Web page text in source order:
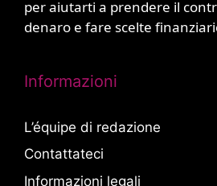
per aiutarti a prendere il
denaro e fare scelte
Informazioni
L’équipe di redazione
Contattateci
Informazioni legali